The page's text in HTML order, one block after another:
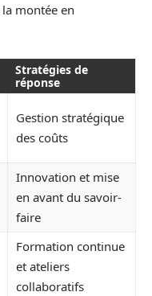
montée en
Stratégies de
réponse
Gestion stratégique
des coûts
Innovation et mise
en avant du savoir-
faire
Formation continue
et ateliers
collaboratifs